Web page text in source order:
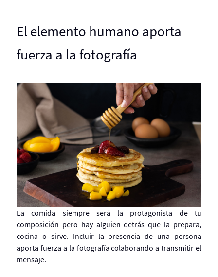
El elemento humano aporta
fuerza a la fotografía
La comida siempre será la protagonista de tu
composición pero hay alguien detrás que la prepara,
cocina o sirve. Incluir la presencia de una persona
aporta fuerza a la fotografía colaborando a transmitir el
mensaje.